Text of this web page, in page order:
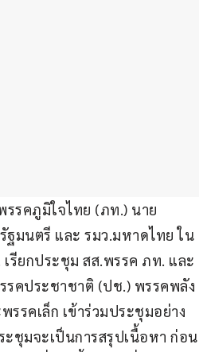
รรคภูมิใจไทย (ภท.) นาย
มนตรี และ รมว.มหาดไทย ใน
รียกประชุม สส.พรรค ภท. และ
รคประชาชาติ (ปช.) พรรคพลัง
รคเล็ก เข้าร่วมประชุมอย่าง
ะชุมจะเป็นการสรุปเนื้อหา ก่อน